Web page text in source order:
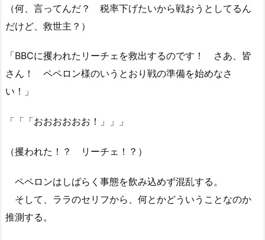
（何、言ってんだ？ 税率下げたいから戦おうとしてるん
だけど、救世主？）
「BBCに攫われたリーチェを救出するのです！ さあ、皆
さん！ ペペロン様のいうとおり戦の準備を始めなさ
い！」
「「「おおおおおお！」」」
（攫われた！？ リーチェ！？）
ペペロンはしばらく事態を飲み込めず混乱する。
そして、ララのセリフから、何とかどういうことなのか
推測する。